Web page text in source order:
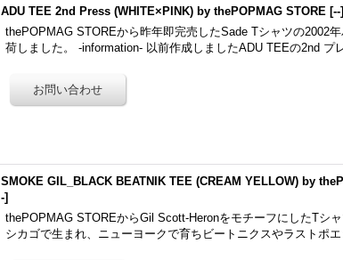
ADU TEE 2nd Press (WHITE×PINK) by thePOPMAG STORE [--]
thePOPMAG STOREから昨年即完売したSade Tシャツの2002
荷しました。 -information- 以前作成しましたADU TEEの2nd プ
SMOKE GIL_BLACK BEATNIK TEE (CREAM YELLOW) by
-]
thePOPMAG STOREからGil Scott-HeronをモチーフにしたTシ
シカゴで生まれ、ニューヨークで育ちビートニクスやラストポ